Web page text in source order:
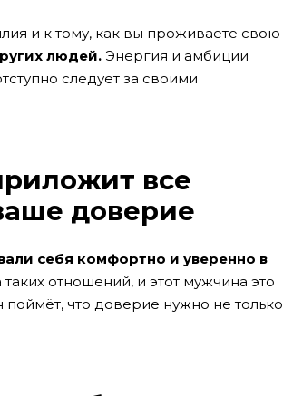
и к тому, как вы проживаете свою
людей. Энергия и амбиции
следует за своими
все
доверие
себя комфортно и уверенно в
отношений, и этот мужчина это
что доверие нужно не только